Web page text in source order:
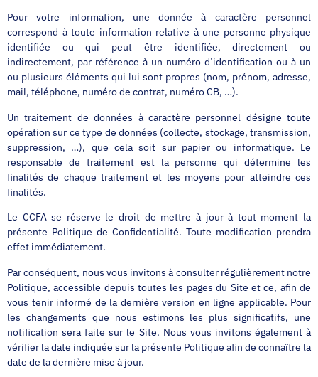
Pour votre information, une donnée à caractère personnel
correspond à toute information relative à une personne physique
identifiée ou qui peut être identifiée, directement ou
indirectement, par référence à un numéro d’identification ou à un
ou plusieurs éléments qui lui sont propres (nom, prénom, adresse,
mail, téléphone, numéro de contrat, numéro CB, …).
Un traitement de données à caractère personnel désigne toute
opération sur ce type de données (collecte, stockage, transmission,
suppression, …), que cela soit sur papier ou informatique. Le
responsable de traitement est la personne qui détermine les
finalités de chaque traitement et les moyens pour atteindre ces
finalités.
Le CCFA se réserve le droit de mettre à jour à tout moment la
présente Politique de Confidentialité. Toute modification prendra
effet immédiatement.
Par conséquent, nous vous invitons à consulter régulièrement notre
Politique, accessible depuis toutes les pages du Site et ce, afin de
vous tenir informé de la dernière version en ligne applicable. Pour
les changements que nous estimons les plus significatifs, une
notification sera faite sur le Site. Nous vous invitons également à
vérifier la date indiquée sur la présente Politique afin de connaître la
date de la dernière mise à jour.